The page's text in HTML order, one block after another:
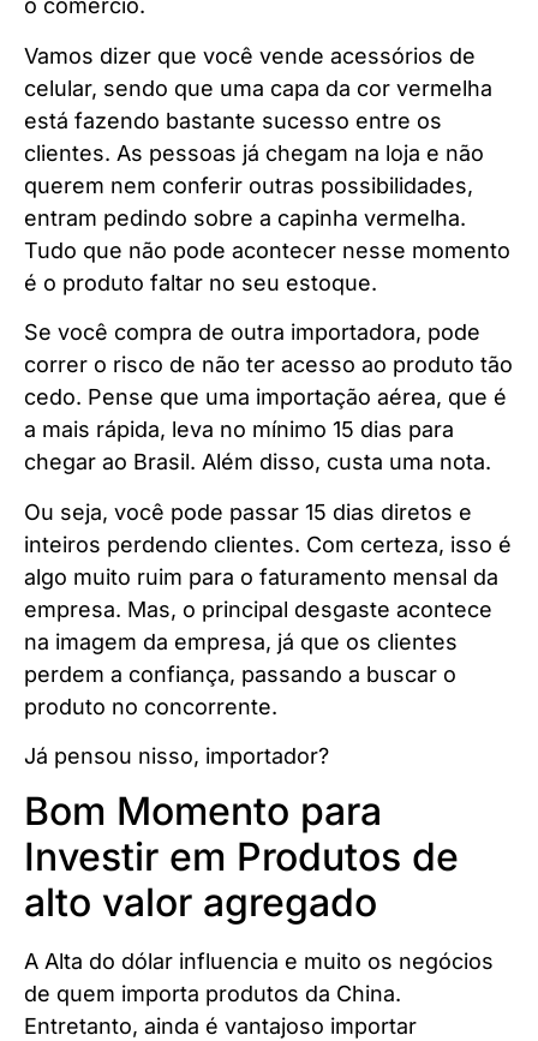
o comércio.
Vamos dizer que você vende acessórios de
celular, sendo que uma capa da cor vermelha
está fazendo bastante sucesso entre os
clientes. As pessoas já chegam na loja e não
querem nem conferir outras possibilidades,
entram pedindo sobre a capinha vermelha.
Tudo que não pode acontecer nesse momento
é o produto faltar no seu estoque.
Se você compra de outra importadora, pode
correr o risco de não ter acesso ao produto tão
cedo. Pense que uma importação aérea, que é
a mais rápida, leva no mínimo 15 dias para
chegar ao Brasil. Além disso, custa uma nota.
Ou seja, você pode passar 15 dias diretos e
inteiros perdendo clientes. Com certeza, isso é
algo muito ruim para o faturamento mensal da
empresa. Mas, o principal desgaste acontece
na imagem da empresa, já que os clientes
perdem a confiança, passando a buscar o
produto no concorrente.
Já pensou nisso, importador?
Bom Momento para
Investir em Produtos de
alto valor agregado
A Alta do dólar influencia e muito os negócios
de quem importa produtos da China.
Entretanto, ainda é vantajoso importar